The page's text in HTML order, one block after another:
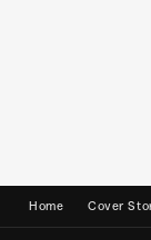
Home Cover